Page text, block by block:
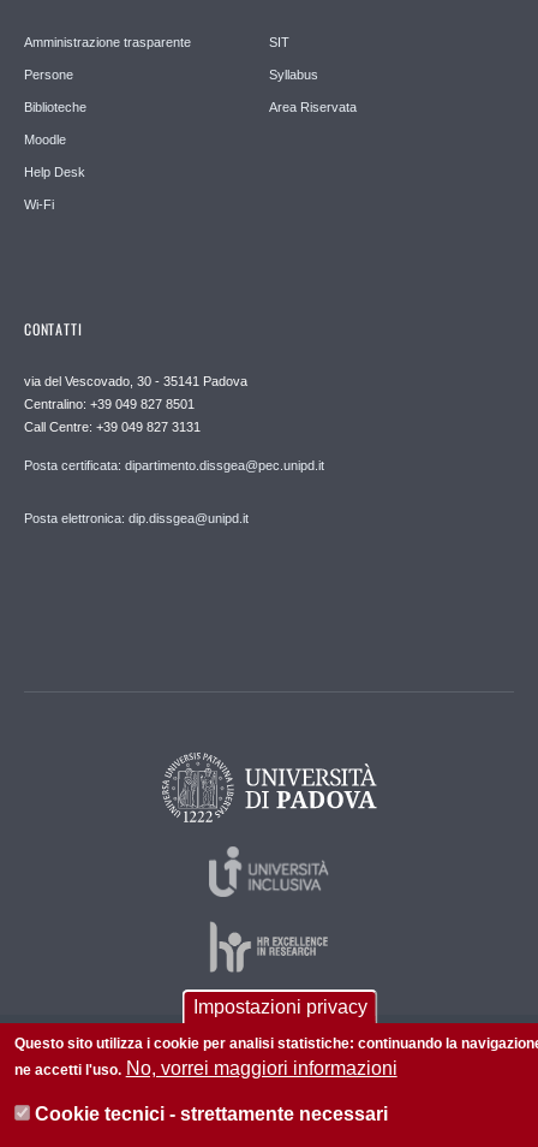
Amministrazione trasparente
Persone
Biblioteche
Moodle
Help Desk
Wi-Fi
SIT
Syllabus
Area Riservata
CONTATTI
via del Vescovado, 30 - 35141 Padova
Centralino: +39 049 827 8501
Call Centre: +39 049 827 3131
Posta certificata: dipartimento.dissgea@pec.unipd.it
Posta elettronica: dip.dissgea@unipd.it
© 2026 Università di Padova - Tutti i diritti riservati
P.I. 00742430283 C.F. 80006480281
Informazioni su questo sito Accessibilità | Privacy policy
Impostazioni privacy
Questo sito utilizza i cookie per analisi statistiche: continuando la
ne accetti l'uso. No, vorrei maggiori informazioni
Cookie tecnici - strettamente necessari